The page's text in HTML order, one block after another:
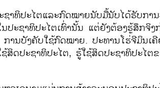
າທິປະ​ໄຕ​ແລະ​ກົດໝາຍ​ນັບ​ມື້​ນັບ​ໄດ້ຮັບກາ
ປະຊາທິປະ​ໄຕ​ເທົ່າ​ນັ້ນ ​ແຕ່​ຍັງ​ຕ້ອງ​ຮູ້ສຶກ​​ຈິງ
ານບັງຄັບໃຊ້ກົດໝາຍ. ປະທານ​ໂຮ່ຈີ​ມິນ​ເ
ສິດ​ປະຊາທິປະ​ໄຕ, ຮູ້​ໃຊ້​ສິດ​ປະຊາທິປະ​ໄຕ​